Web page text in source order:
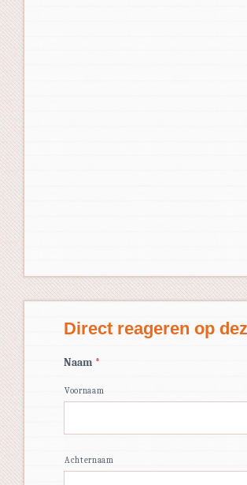
Direct reageren op
Naam *
Voornaam
Achternaam